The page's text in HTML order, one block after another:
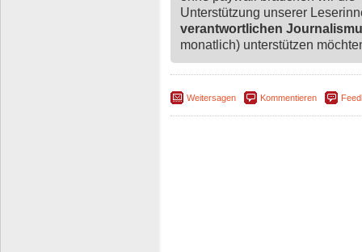
Unterstützung unserer
verantwortlichen
monatlich) unterstützen
Weitersagen Kommentieren